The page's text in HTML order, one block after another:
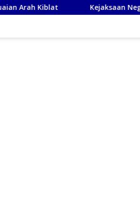
Kejaksaan Negeri Sumbawa Barat